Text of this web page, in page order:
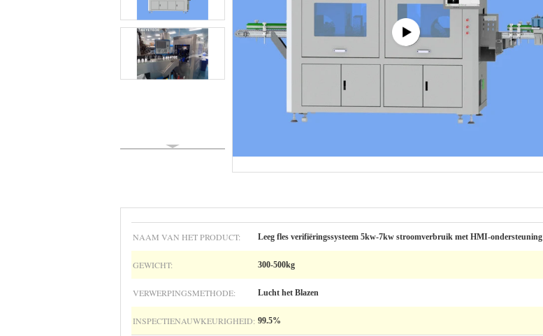
NAAM VAN HET PRODUCT: Leeg fles verifiëringssysteem 5kw-7kw stroomverbruik met HMI-ondersteuning
GEWICHT: 300-500kg
VERWERPINGSMETHODE: Lucht het Blazen
INSPECTIENAUWKEURIGHEID: 99.5%